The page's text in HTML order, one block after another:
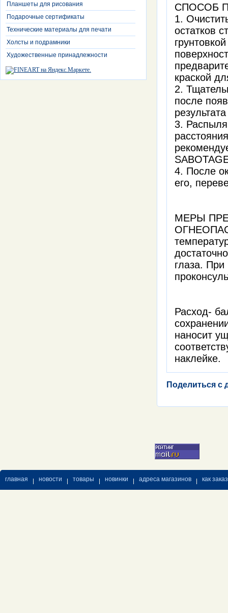
Планшеты для рисования
Подарочные сертификаты
Технические материалы для печати
Холсты и подрамники
Художественные принадлежности
СПОСОБ
1.
остатков
краской
2.
после
3.
4. После
его,
МЕРЫ
глаза.
Расход-
наносит
наклейке.
Поделиться с
главная новости товары новинки адреса магазинов как